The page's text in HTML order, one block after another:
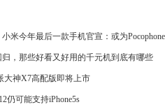
小米今年最后一款手机官宣：或为
，那些好看又好用的千元机到底有哪些
大神X7高配版即将上市
仍可能支持iPhone5s